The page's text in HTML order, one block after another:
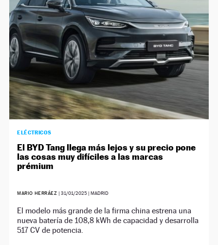
ELÉCTRICOS
El BYD Tang llega más lejos y su precio pone
las cosas muy difíciles a las marcas
prémium
MARIO HERRÁEZ |31/01/2025 | MADRID
El modelo más grande de la firma china estrena una
nueva batería de 108,8 kWh de capacidad y desarrolla
517 CV de potencia.